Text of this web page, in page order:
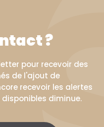
?
pour recevoir des
de l'ajout de
recevoir les alertes
diminue.